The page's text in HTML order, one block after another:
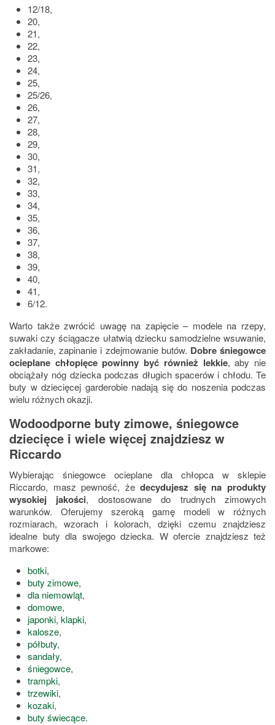
12/18,
20,
21,
22,
23,
24,
25,
25/26,
26,
27,
28,
29,
30,
31,
32,
33,
34,
35,
36,
37,
38,
39,
40,
41,
6/12.
Warto także zwrócić uwagę na zapięcie – modele na rzepy,
suwaki czy ściągacze ułatwią dziecku samodzielne wsuwanie,
zakładanie, zapinanie i zdejmowanie butów. Dobre śniegowce
ocieplane chłopięce powinny być również lekkie, aby nie
obciążały nóg dziecka podczas długich spacerów i chłodu. Te
buty w dziecięcej garderobie nadają się do noszenia podczas
wielu różnych okazji.
Wodoodporne buty zimowe, śniegowce
dziecięce i wiele więcej znajdziesz w
Riccardo
Wybierając śniegowce ocieplane dla chłopca w sklepie
Riccardo, masz pewność, żedecydujesz się na produkty
wysokiej jakości, dostosowane do trudnych zimowych
warunków. Oferujemy szeroką gamę modeli w różnych
rozmiarach, wzorach i kolorach, dzięki czemu znajdziesz
idealne buty dla swojego dziecka. W ofercie znajdziesz też
markowe:
botki,
buty zimowe,
dla niemowląt,
domowe,
japonki, klapki,
kalosze,
półbuty,
sandały,
śniegowce,
trampki,
trzewiki,
kozaki,
buty świecące.